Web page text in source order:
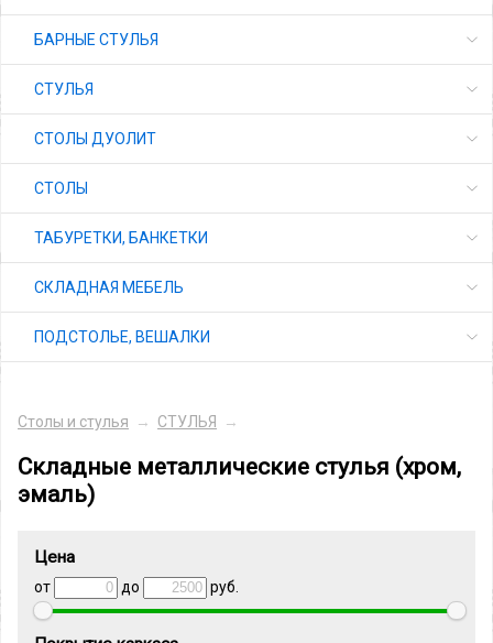
БАРНЫЕ СТУЛЬЯ
СТУЛЬЯ
СТОЛЫ ДУОЛИТ
СТОЛЫ
ТАБУРЕТКИ, БАНКЕТКИ
СКЛАДНАЯ МЕБЕЛЬ
ПОДСТОЛЬЕ, ВЕШАЛКИ
Столы и стулья → СТУЛЬЯ →
Складные металлические стулья (хром,
эмаль)
Цена
от до руб.